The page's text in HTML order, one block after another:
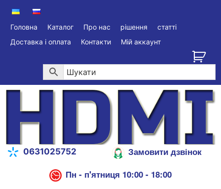
Головна Каталог Про нас рішення
статті
Доставка і оплата
Контакти Мій аккаунт
0631025752
Замовити дзвінок
Пн - п'ятниця 10:00 - 18:00